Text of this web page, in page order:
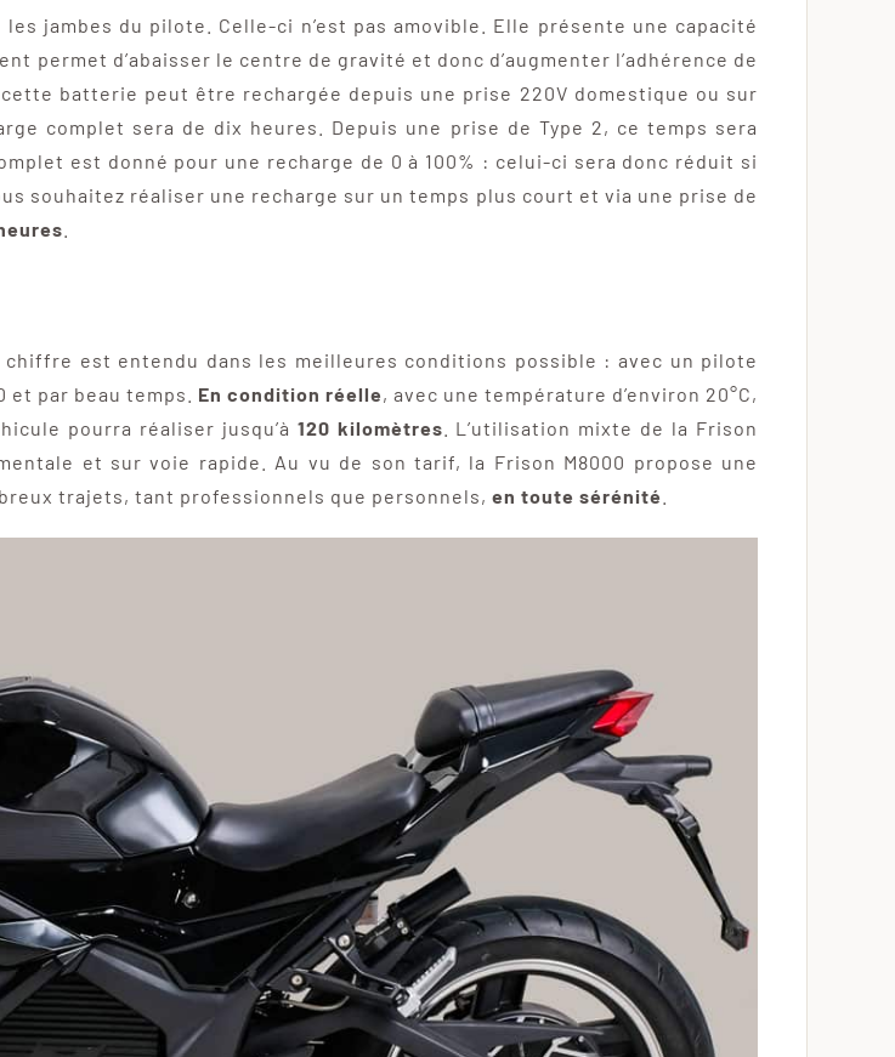
jambes du pilote. Celle-ci n’est pas amovible. Elle présente une capacité
permet d’abaisser le centre de gravité et donc d’augmenter l’adhérence de
cette batterie peut être rechargée depuis une prise 220V domestique ou sur
complet sera de dix heures. Depuis une prise de Type 2, ce temps sera
est donné pour une recharge de 0 à 100% : celui-ci sera donc réduit si
souhaitez réaliser une recharge sur un temps plus court et via une prise de
chiffre est entendu dans les meilleures conditions possible : avec un pilote
et par beau temps. En condition réelle, avec une température d’environ 20°C,
pourra réaliser jusqu’à 120 kilomètres . L’utilisation mixte de la Frison
et sur voie rapide. Au vu de son tarif, la Frison M8000 propose une
trajets, tant professionnels que personnels, en toute sérénité